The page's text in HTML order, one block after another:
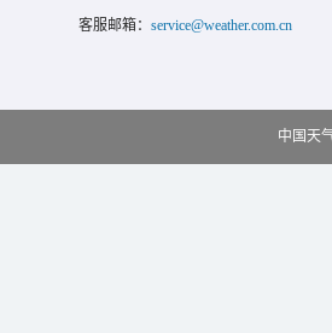
客服邮箱： service@weather.com.cn
中国天